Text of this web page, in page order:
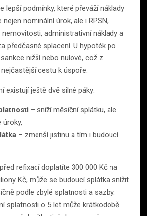
lepší podmínky, které převáží náklady
nejen nominální úrok, ale i RPSN,
administrativní náklady a
předčasné splacení. U hypoték po
nižší nebo nulové, což z
cestu k úspoře.
existují ještě dvě silné páky:
– sníží měsíční splátku, ale
úroky,
– zmenší jistinu a tím i budoucí
refixací doplatíte 300 000 Kč na
Kč, může se budoucí splátka snížit
podle zbylé splatnosti a sazby.
splatnosti o 5 let může krátkodobě